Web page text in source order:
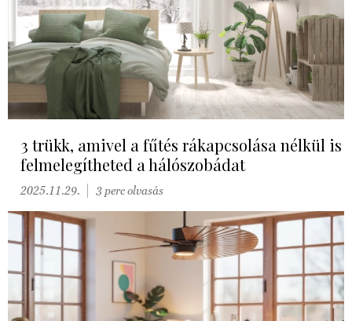
3 trükk, amivel a fűtés rákapcsolása nélkül is
felmelegítheted a hálószobádat
2025.11.29. 3 perc olvasás